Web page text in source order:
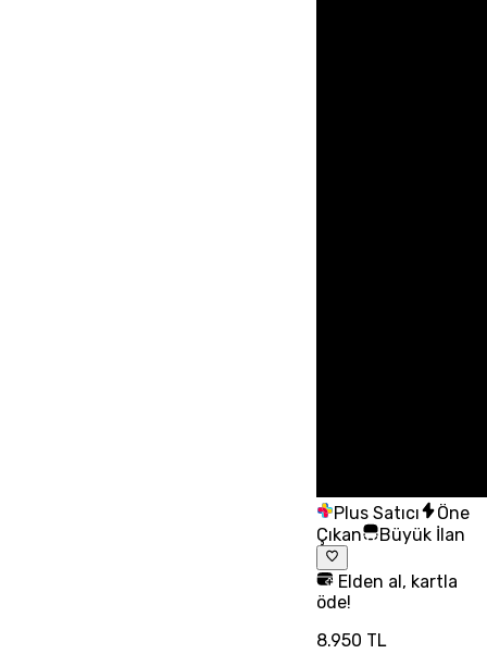
Plus Satıcı
Öne
Çıkan
Büyük İlan
Elden al, kartla
öde!
8.950 TL